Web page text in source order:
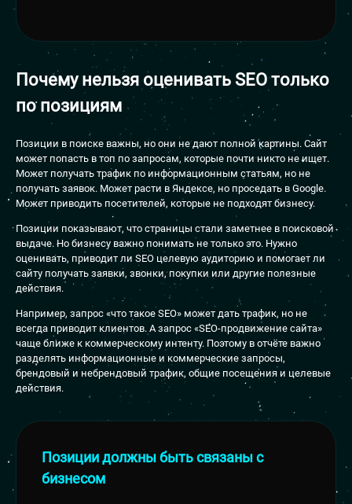
Почему нельзя оценивать SEOтолько
по позициям
Позиции в поиске важны, но они не дают полной картины. Сайт
может попасть в топ по запросам, которые почти никто не ищет.
Может получать трафик по информационным статьям, но не
получать заявок. Может расти в Яндексе, но проседать в Google.
Может приводить посетителей, которые не подходят бизнесу.
Позиции показывают, что страницы стали заметнее в поисковой
выдаче. Но бизнесу важно понимать не только это. Нужно
оценивать, приводит ли SEO целевую аудиторию и помогает ли
сайту получать заявки, звонки, покупки или другие полезные
действия.
Например, запрос «что такое SEO» может дать трафик, но не
всегда приводит клиентов. А запрос «SEO-продвижение сайта»
чаще ближе к коммерческому интенту. Поэтому в отчёте важно
разделять информационные и коммерческие запросы,
брендовый и небрендовый трафик, общие посещения и целевые
действия.
Позиции должны быть связаны с
бизнесом